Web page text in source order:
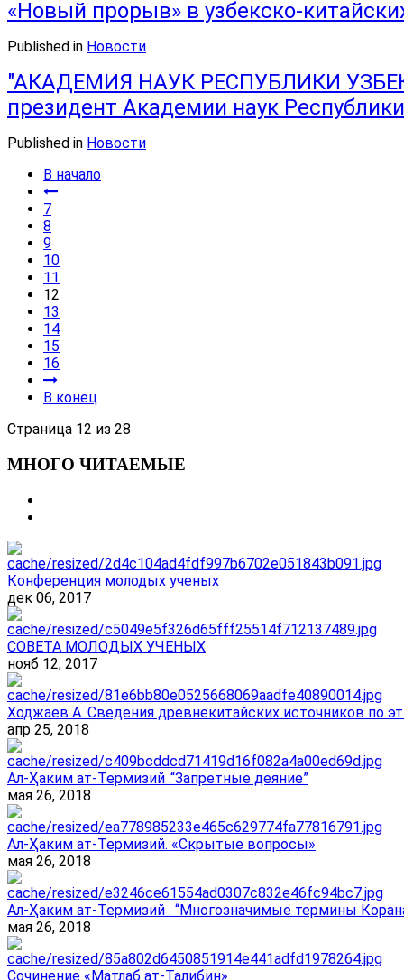
«Новый прорыв» в узбекско-
Published in Новости
"АКАДЕМИЯ НАУК РЕСПУБЛИКИ
президент Академии наук
Published in Новости
В начало
7
8
9
10
11
12
13
14
15
16
В конец
Страница 12 из 28
МНОГО ЧИТАЕМЫЕ
Конференция молодых ученых
дек 06, 2017
СОВЕТА МОЛОДЫХ УЧЕНЫХ
нояб 12, 2017
Ходжаев А. Сведения древнекитайских источников по
апр 25, 2018
Ал-Ҳаким ат-Термизий .“Запретные деяние”
мая 26, 2018
Ал-Ҳаким ат-Термизий. «Скрытые вопросы»
мая 26, 2018
Ал-Ҳаким ат-Термизий . “Многозначимые термины
мая 26, 2018
Сочинение «Матлаб ат-Талибин»